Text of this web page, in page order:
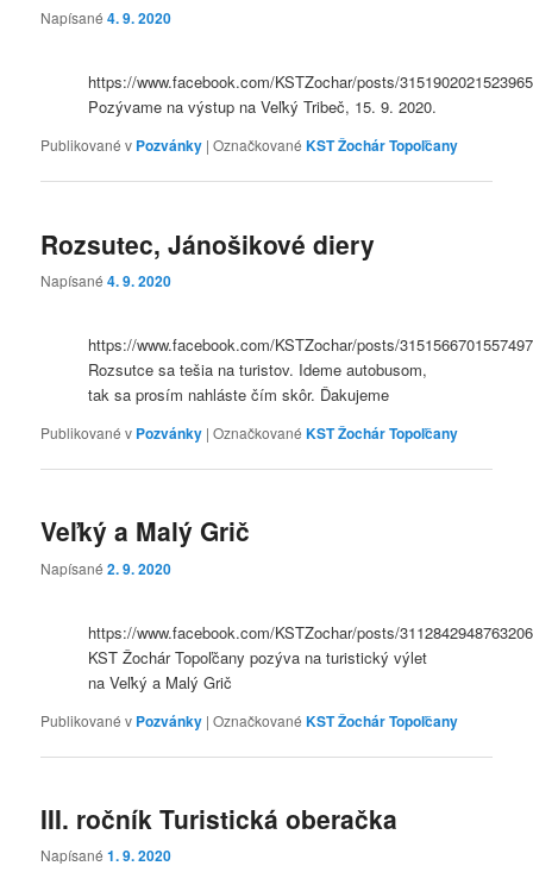
Napísané4. 9. 2020
https://www.facebook.com/KSTZochar/posts/3151902021523965
Pozývame na výstup na Veľký Tribeč, 15. 9. 2020.
Publikované v Pozvánky |Označkované KST Žochár Topoľčany
Rozsutec, Jánošikové diery
Napísané4. 9. 2020
https://www.facebook.com/KSTZochar/posts/3151566701557497
Rozsutce sa tešia na turistov. Ideme autobusom,
tak sa prosím nahláste čím skôr. Ďakujeme
Publikované v Pozvánky |Označkované KST Žochár Topoľčany
Veľký a Malý Grič
Napísané2. 9. 2020
https://www.facebook.com/KSTZochar/posts/3112842948763206
KST Žochár Topoľčany pozýva na turistický výlet
na Veľký a Malý Grič
Publikované v Pozvánky |Označkované KST Žochár Topoľčany
III. ročník Turistická oberačka
Napísané1. 9. 2020